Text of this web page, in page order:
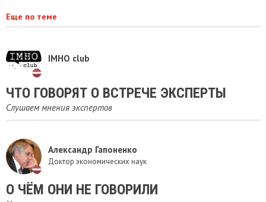
Еще по теме
IMHO club
ЧТО ГОВОРЯТ О ВСТРЕЧЕ ЭКСПЕРТЫ
Cлушаем мнения экспертов
Александр Гапоненко
Доктор экономических наук
О ЧЁМ ОНИ НЕ ГОВОРИЛИ